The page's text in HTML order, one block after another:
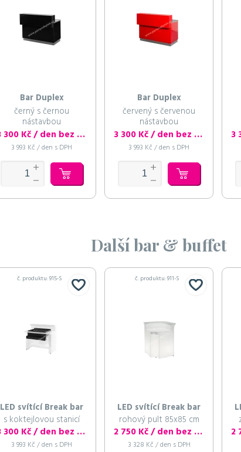
Bar Duplex
černý s černou
nástavbou
3 300 Kč / den bez DPH
3 993 Kč / den s DPH
Bar Duplex
červený s červenou
nástavbou
3 300 Kč / den bez DPH
3 993 Kč / den s DPH
Další bar & buffet
č. produktu: 915-S
LED svítící Break bar
s koktejlovou stanicí
3 300 Kč / den bez DPH
3 993 Kč / den s DPH
č. produktu: 911-S
LED svítící Break bar
rohový pult 85x85 cm
2 750 Kč / den bez DPH
3 328 Kč / den s DPH